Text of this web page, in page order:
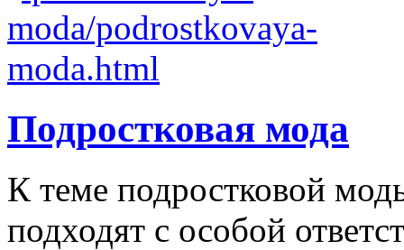
Подростковая мода
К теме подростковой
подходят с особой